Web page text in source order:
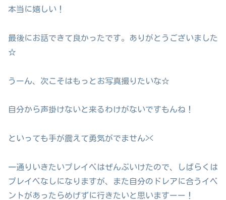
本当に嬉しい！
最後にお話できて良かったです。ありがとうございました
☆
うーん、次こそはもっとお写真撮りたいな☆
自分から声掛けないと来るわけがないですもんね！
といっても手が震えて勇気がでません><
一通りいきたいプレイベはぜんぶいけたので、しばらくは
プレイベなしになりますが、また自分のドレアに合うイベ
ントがあったらめげずに行きたいと思いますーー！